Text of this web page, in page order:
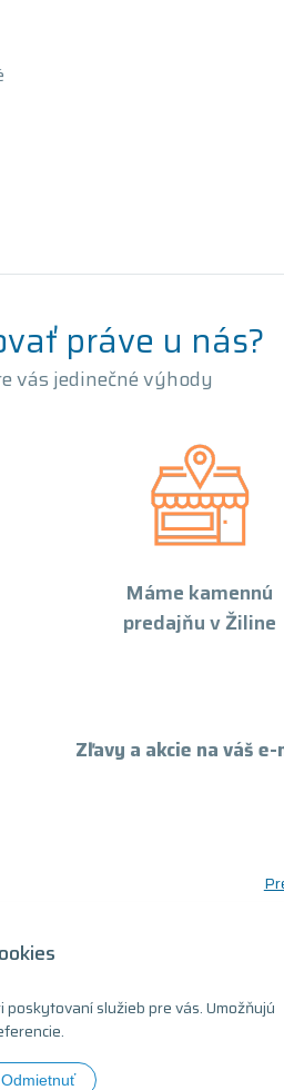
služieb pre vás. Umožňujú
Odmietnuť
práve u nás?
vás jedinečné výhody
Máme kamennú
predajňu v Žiline
Zľavy a akcie na váš